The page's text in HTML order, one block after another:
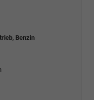
Benzin